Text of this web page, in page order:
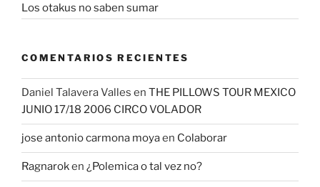
Los otakus no saben sumar
COMENTARIOS RECIENTES
Daniel Talavera Valles en THE PILLOWS TOUR MEXICO
JUNIO 17/18 2006 CIRCO VOLADOR
jose antonio carmona moyaen Colaborar
Ragnaroken ¿Polemica o tal vez no?